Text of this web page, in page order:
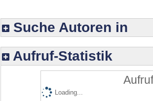
Suche Autoren in
Aufruf-Statistik
Loading...